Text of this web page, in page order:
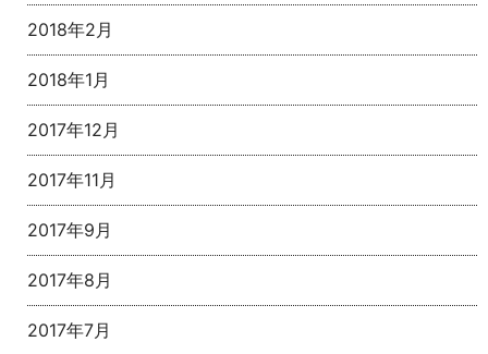
2018年2月
2018年1月
2017年12月
2017年11月
2017年9月
2017年8月
2017年7月